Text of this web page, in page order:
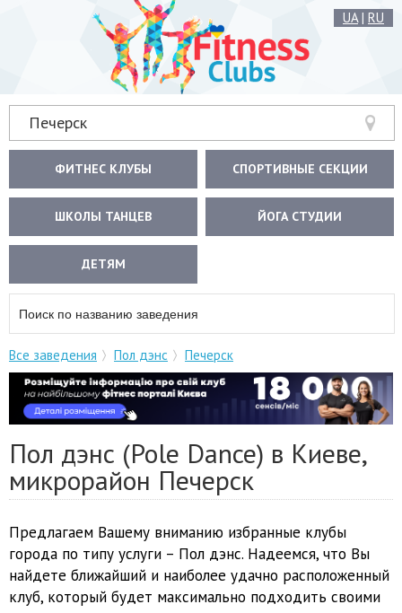
UA| RU
Печерск
ФИТНЕС КЛУБЫ СПОРТИВНЫЕ СЕКЦИИ
ШКОЛЫ ТАНЦЕВ ЙОГА СТУДИИ
ДЕТЯМ
Все заведения Пол дэнс Печерск
Пол дэнс (Pole Dance) в Киеве,
микрорайон Печерск
Предлагаем Вашему вниманию избранные клубы
города по типу услуги – Пол дэнс. Надеемся, что Вы
найдете ближайший и наиболее удачно расположенный
клуб, который будет максимально подходить своими